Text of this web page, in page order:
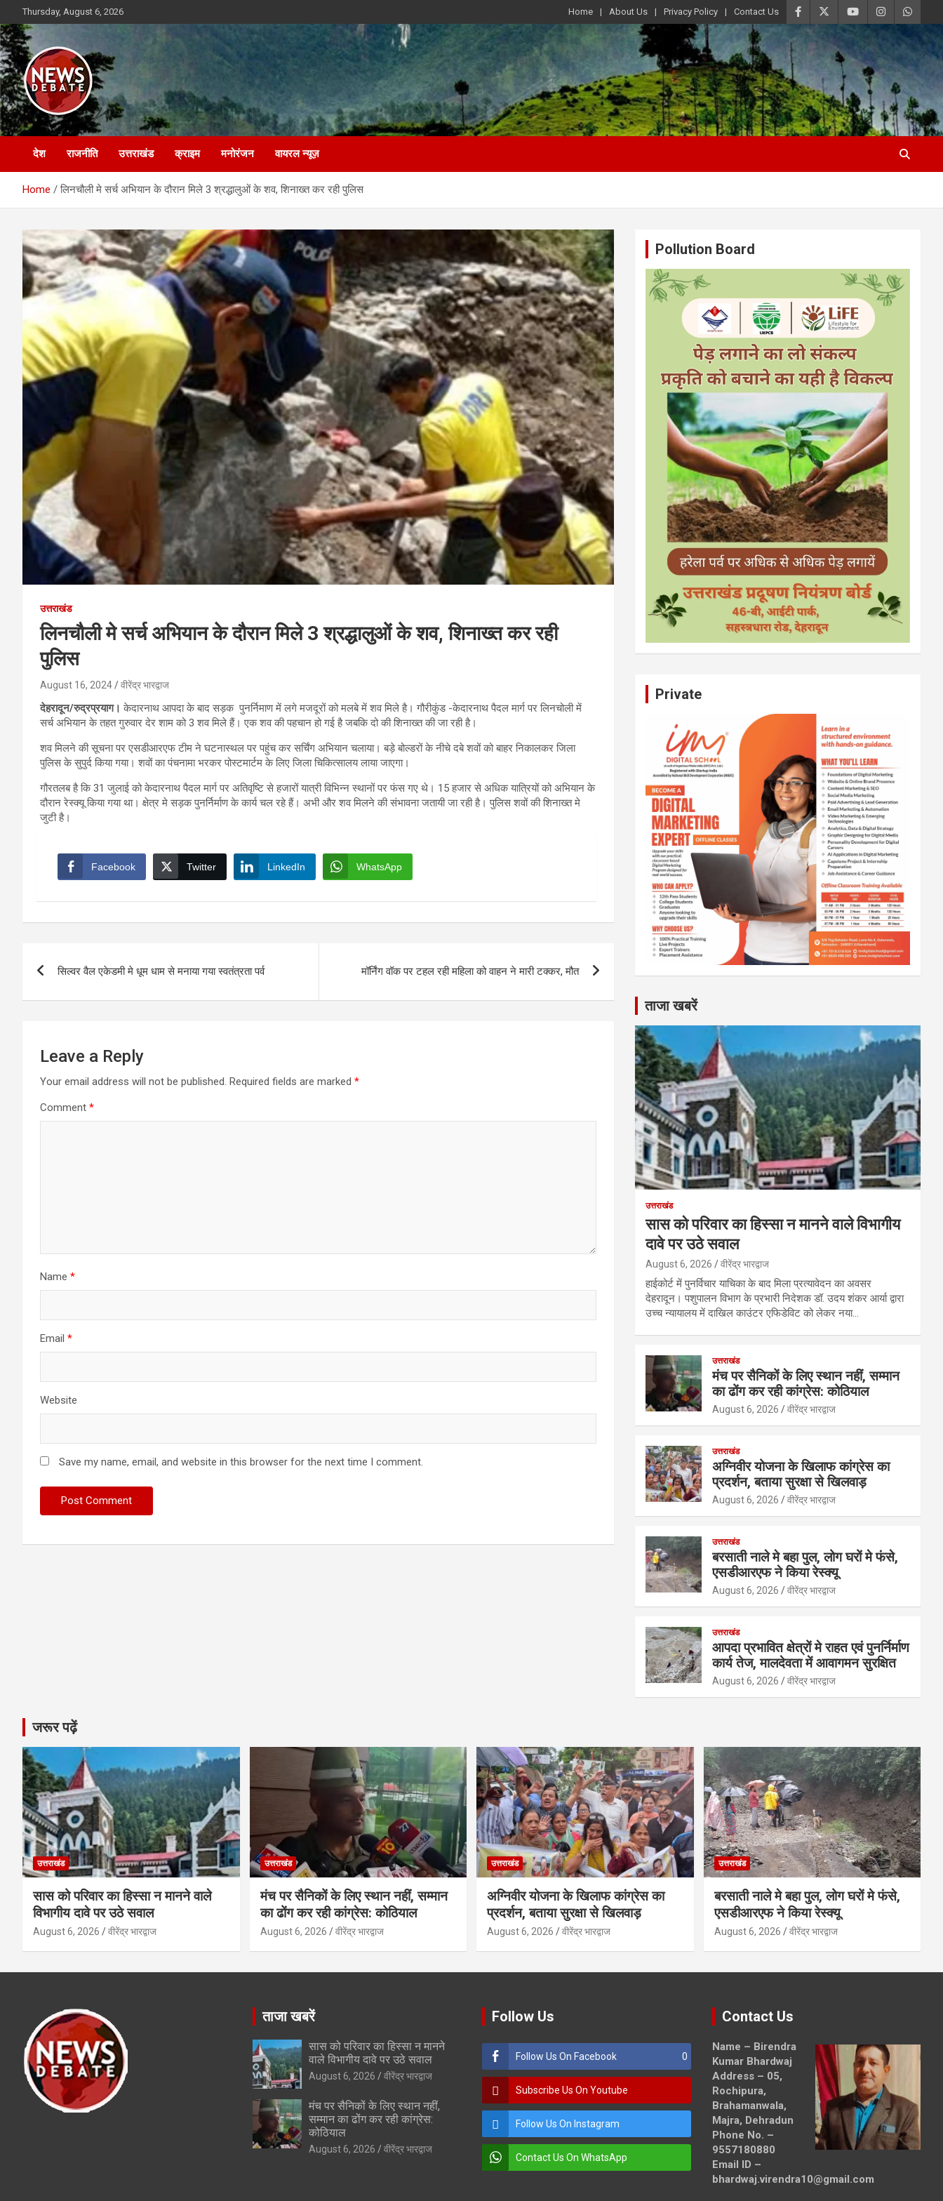
to
content
Thursday, August 6, 2026 Home About Us Privacy Policy Contact Us
News Debate
देश राजनीति उत्तराखंड क्राइम मनोरंजन वायरल न्यूज़
Home लिनचौली मे सर्च अभियान के दौरान मिले 3 श्रद्धालुओं के शव, शिनाख्त कर रही पुलिस
उत्तराखंड
लिनचौली मे सर्च अभियान के दौरान मिले 3 श्रद्धालुओं के शव, शिनाख्त कर रही
पुलिस
August 16, 2024 वीरेंद्र भारद्वाज
देहरादून/रुद्रप्रयाग। केदारनाथ आपदा के बाद सड़क पुनर्निमाण में लगे मजदूरों को मलबे में शव मिले है। गौरीकुंड -केदारनाथ पैदल मार्ग पर लिनचोली में
सर्च अभियान के तहत गुरुवार देर शाम को 3 शव मिले हैं। एक शव की पहचान हो गई है जबकि दो की शिनाख्त की जा रही है।
शव मिलने की सूचना पर एसडीआरएफ टीम ने घटनास्थल पर पहुंच कर सर्चिंग अभियान चलाया। बड़े बोल्डरों के नीचे दबे शवों को बाहर निकालकर जिला
पुलिस के सुपुर्द किया गया। शवों का पंचनामा भरकर पोस्टमार्टम के लिए जिला चिकित्सालय लाया जाएगा।
गौरतलब है कि 31 जुलाई को केदारनाथ पैदल मार्ग पर अतिवृष्टि से हजारों यात्री विभिन्न स्थानों पर फंस गए थे। 15 हजार से अधिक यात्रियों को अभियान के
दौरान रेस्क्यू किया गया था। क्षेत्र मे सड़क पुनर्निर्माण के कार्य चल रहे हैं। अभी और शव मिलने की संभावना जतायी जा रही है। पुलिस शवों की शिनाख्त मे
जुटी है।
Facebook Twitter LinkedIn WhatsApp
navigation
सिल्वर वैल एकेडमी मे धूम धाम से मनाया गया स्वतंत्रता पर्व मॉर्निंग वॉक पर टहल रही महिला को वाहन ने मारी टक्कर, मौत
Leave a Reply
Your email address will not be published. Required fields are marked *
Comment *
Name *
Email *
Website
Save my name, email, and website in this browser for the next time I comment.
Pollution Board
Private
ताजा खबरें
उत्तराखंड
सास को परिवार का हिस्सा न मानने वाले विभागीय
दावे पर उठे सवाल
August 6, 2026 वीरेंद्र भारद्वाज
हाईकोर्ट में पुनर्विचार याचिका के बाद मिला प्रत्यावेदन का अवसर
देहरादून। पशुपालन विभाग के प्रभारी निदेशक डॉ. उदय शंकर आर्या द्वारा
उच्च न्यायालय में दाखिल काउंटर एफिडेविट को लेकर नया…
उत्तराखंड
मंच पर सैनिकों के लिए स्थान नहीं, सम्मान
का ढोंग कर रही कांग्रेस: कोठियाल
August 6, 2026 वीरेंद्र भारद्वाज
उत्तराखंड
अग्निवीर योजना के खिलाफ कांग्रेस का
प्रदर्शन, बताया सुरक्षा से खिलवाड़
August 6, 2026 वीरेंद्र भारद्वाज
उत्तराखंड
बरसाती नाले मे बहा पुल, लोग घरों मे फंसे,
एसडीआरएफ ने किया रेस्क्यू
August 6, 2026 वीरेंद्र भारद्वाज
उत्तराखंड
आपदा प्रभावित क्षेत्रों मे राहत एवं पुनर्निर्माण
कार्य तेज, मालदेवता में आवागमन सुरक्षित
August 6, 2026 वीरेंद्र भारद्वाज
जरूर पढ़ें
उत्तराखंड
सास को परिवार का हिस्सा न मानने वाले
विभागीय दावे पर उठे सवाल
August 6, 2026 वीरेंद्र भारद्वाज
उत्तराखंड
मंच पर सैनिकों के लिए स्थान नहीं, सम्मान
का ढोंग कर रही कांग्रेस: कोठियाल
August 6, 2026 वीरेंद्र भारद्वाज
उत्तराखंड
अग्निवीर योजना के खिलाफ कांग्रेस का
प्रदर्शन, बताया सुरक्षा से खिलवाड़
August 6, 2026 वीरेंद्र भारद्वाज
उत्तराखंड
बरसाती नाले मे बहा पुल, लोग घरों मे फंसे,
एसडीआरएफ ने किया रेस्क्यू
August 6, 2026 वीरेंद्र भारद्वाज
ताजा खबरें
सास को परिवार का हिस्सा न मानने
वाले विभागीय दावे पर उठे सवाल
August 6, 2026 वीरेंद्र भारद्वाज
मंच पर सैनिकों के लिए स्थान नहीं,
सम्मान का ढोंग कर रही कांग्रेस:
कोठियाल
August 6, 2026 वीरेंद्र भारद्वाज
Follow Us
Follow Us On Facebook 0
Subscribe Us On Youtube
Follow Us On Instagram
Contact Us On WhatsApp
Contact Us
Name – Birendra
Kumar Bhardwaj
Address – 05,
Rochipura,
Brahamanwala,
Majra, Dehradun
Phone No. –
9557180880
Email ID –
bhardwaj.virendra10@gmail.com